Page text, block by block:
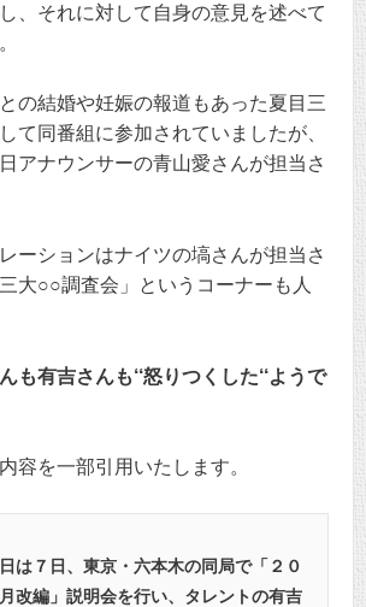
、それに対して自身の意見を述べて
の結婚や妊娠の報道もあった夏目三
て同番組に参加されていましたが、
アナウンサーの青山愛さんが担当さ
ーションはナイツの塙さんが担当さ
大○○調査会」というコーナーも人
も有吉さんも‘‘怒りつくした‘‘ようで
容を一部引用いたします。
は７日、東京・六本木の同局で「２０
改編」説明会を行い、タレントの有吉